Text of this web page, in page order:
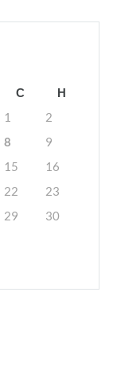
С
Н
1
2
8
9
15
16
22
23
29
30